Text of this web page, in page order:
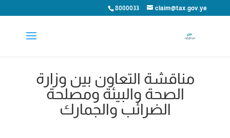
8000033 claim@tax.gov.ye
مناقشة التعاون بين وزارة
الصحة والبيئة ومصلحة
الضرائب والجمارك